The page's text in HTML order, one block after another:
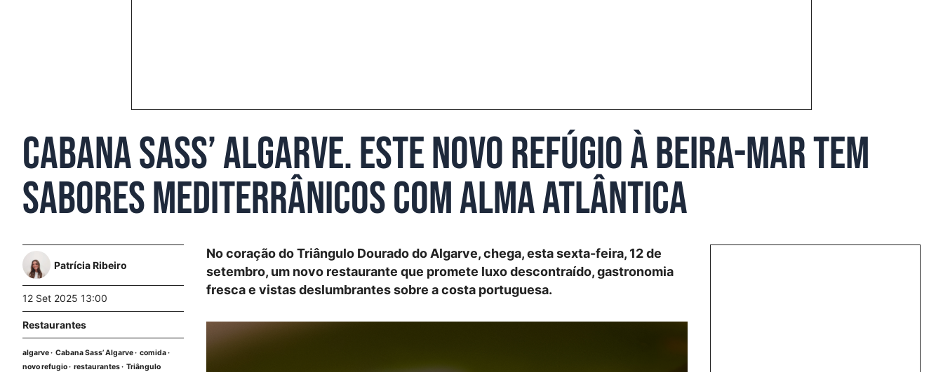
Cabana Sass’ Algarve. Este novo refúgio à beira-mar tem
sabores mediterrânicos com alma atlântica
Patrícia Ribeiro
12 Set 2025 13:00
Restaurantes
algarve Cabana Sass’ Algarve
comida
novo refugio
restaurantes
Triângulo
No coração do Triângulo Dourado do Algarve, chega, esta sexta-feira, 12 de
setembro, um novo restaurante que promete luxo descontraído, gastronomia
fresca e vistas deslumbrantes sobre a costa portuguesa.